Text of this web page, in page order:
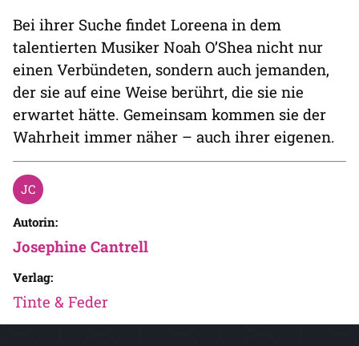
Bei ihrer Suche findet Loreena in dem
talentierten Musiker Noah O’Shea nicht nur
einen Verbündeten, sondern auch jemanden,
der sie auf eine Weise berührt, die sie nie
erwartet hätte. Gemeinsam kommen sie der
Wahrheit immer näher – auch ihrer eigenen.
Autorin:
Josephine Cantrell
Verlag:
Tinte & Feder